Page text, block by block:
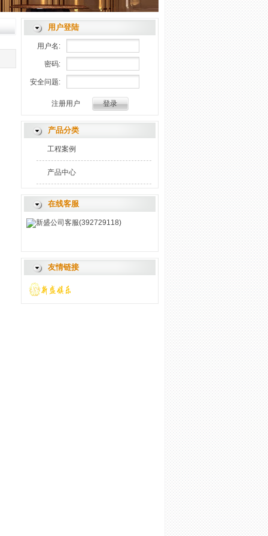
用户登陆
用户名:
密码:
安全问题:
注册用户
产品分类
工程案例
产品中心
在线客服
新盛公司客服(392729118)
友情链接